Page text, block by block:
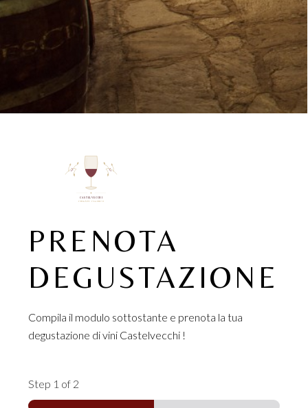
CASTELVECCHI
CHIANTI CLASSICO
PRENOTA
DEGUSTAZIONE
Compila il modulo sottostante e prenota la tua
degustazione di vini Castelvecchi !
Step 1 of 2